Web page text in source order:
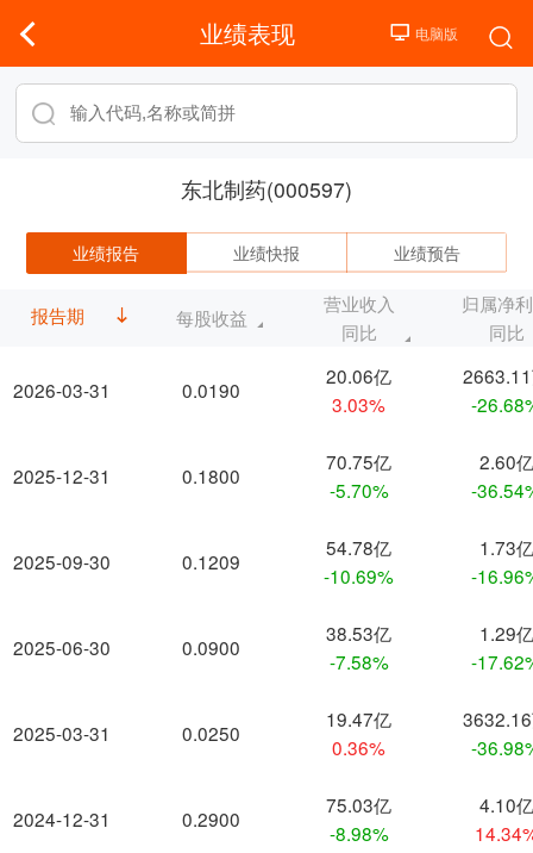
业绩表现
东北制药(000597)
业绩报告 业绩快报 业绩预告
报告期
2026-03-31
2025-12-31
2025-09-30
2025-06-30
2025-03-31
2024-12-31
每股收益
营业收入
同比
归属净
同比
0.0190
20.06亿
3.03%
-
0.1800
70.75亿
-5.70%
2.60亿
-
0.1209
54.78亿
-10.69%
1.73亿
-
0.0900
38.53亿
-7.58%
1.29亿
-
0.0250
19.47亿
0.36%
-
0.2900
75.03亿
-8.98%
4.10亿